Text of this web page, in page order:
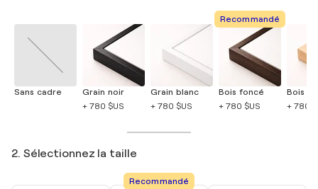
Sans cadre
Grain noir
+ 780 $US
Grain blanc
+ 780 $US
Recommandé
Bois foncé
+ 780 $US
Bois
+ 780
2. Sélectionnez la taille
Recommandé